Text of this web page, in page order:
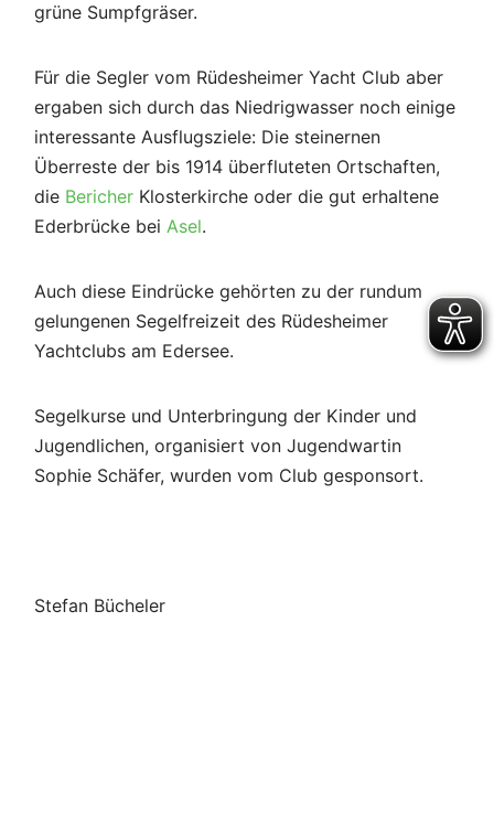
grüne Sumpfgräser.
Für die Segler vom Rüdesheimer Yacht Club aber
ergaben sich durch das Niedrigwasser noch einige
interessante Ausflugsziele: Die steinernen
Überreste der bis 1914 überfluteten Ortschaften,
die Bericher Klosterkirche oder die gut erhaltene
Ederbrücke bei Asel.
Auch diese Eindrücke gehörten zu der rundum
gelungenen Segelfreizeit des Rüdesheimer
Yachtclubs am Edersee.
Segelkurse und Unterbringung der Kinder und
Jugendlichen, organisiert von Jugendwartin
Sophie Schäfer, wurden vom Club gesponsort.
Stefan Bücheler